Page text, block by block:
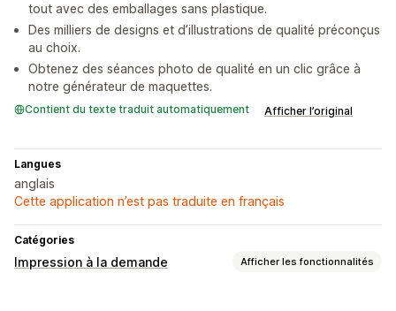
tout avec des emballages sans plastique.
Des milliers de designs et d’illustrations de qualité préconçus
au choix.
Obtenez des séances photo de qualité en un clic grâce à
notre générateur de maquettes.
Contient du texte traduit automatiquement Afficher l’original
Langues
anglais
Cette application n’est pas traduite en français
Catégories
Impression à la demande Afficher les fonctionnalités